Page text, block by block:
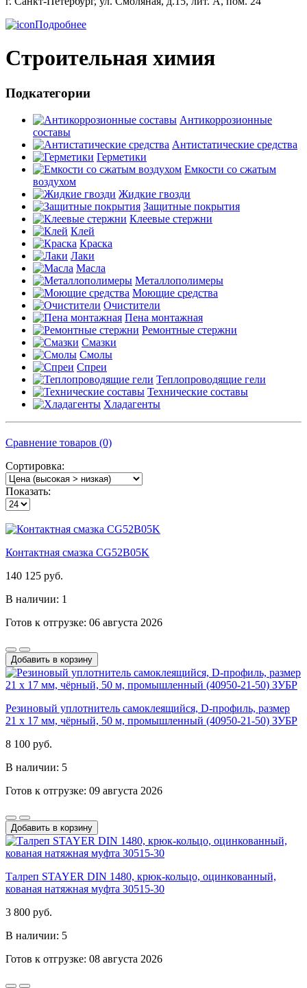
Подробнее
Строительная химия
Подкатегории
Антикоррозионные
составы
Антистатические средства
Герметики
Емкости со сжатым
воздухом
Жидкие гвозди
Защитные покрытия
Клеевые стержни
Клей
Краска
Лаки
Масла
Металлополимеры
Моющие средства
Очистители
Пена монтажная
Ремонтные стержни
Смазки
Смолы
Спреи
Теплопроводящие гели
Технические составы
Хладагенты
Сравнение товаров (0)
Сортировка:
Показать:
Контактная смазка CG52B05K
140 125 руб.
В наличии: 1
Готов к отгрузке: 06 августа 2026
Добавить в корзину
Резиновый уплотнитель самоклеящийся, D-профиль, размер
21 х 17 мм, чёрный, 50 м, промышленный (40950-21-50) ЗУБР
8 100 руб.
В наличии: 5
Готов к отгрузке: 09 августа 2026
Добавить в корзину
Талреп STAYER DIN 1480, крюк-кольцо, оцинкованный,
кованая натяжная муфта 30515-30
3 800 руб.
В наличии: 5
Готов к отгрузке: 08 августа 2026